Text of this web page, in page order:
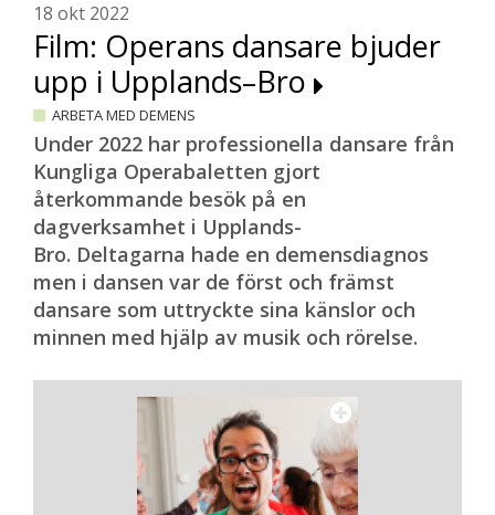
18 okt 2022
Film: Operans dansare bjuder
upp i Upplands–Bro
ARBETA MED DEMENS
Under 2022 har professionella dansare från
Kungliga Operabaletten gjort
återkommande besök på en
dagverksamhet i Upplands-
Bro. Deltagarna hade en demensdiagnos
men i dansen var de först och främst
dansare som uttryckte sina känslor och
minnen med hjälp av musik och rörelse.